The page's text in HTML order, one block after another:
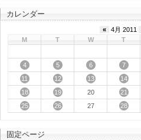
カレンダー
« 4月 2011
M
T W T
4
5 6 7
11
12 13 14
18
19 20 21
25
26 27 28
固定ページ